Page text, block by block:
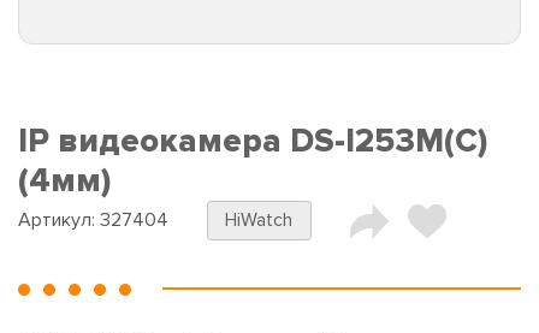
IP видеокамера DS-I253M(C)
(4мм)
Артикул: 327404 HiWatch